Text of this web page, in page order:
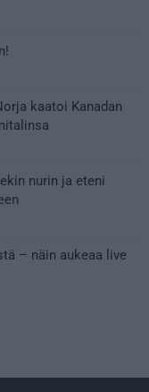
kaatoi Kanadan
nurin ja eteni
– näin aukeaa live